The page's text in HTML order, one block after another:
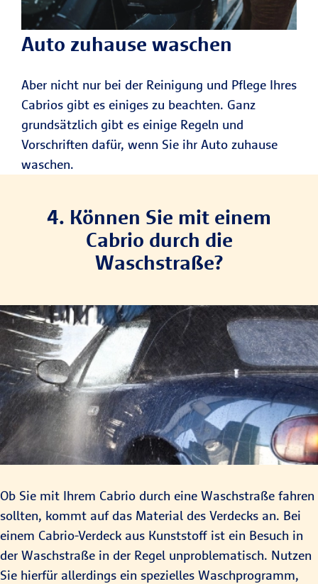
Auto zuhause waschen
Aber nicht nur bei der Reinigung und Pflege Ihres
Cabrios gibt es einiges zu beachten. Ganz
grundsätzlich gibt es einige Regeln und
Vorschriften dafür, wenn Sie ihr Auto zuhause
waschen.
4. Können Sie mit einem
Cabrio durch die
Waschstraße?
Ob Sie mit Ihrem Cabrio durch eine Waschstraße fahren
sollten, kommt auf das Material des Verdecks an. Bei
einem Cabrio-Verdeck aus Kunststoff ist ein Besuch in
der Waschstraße in der Regel unproblematisch. Nutzen
Sie hierfür allerdings ein spezielles Waschprogramm,